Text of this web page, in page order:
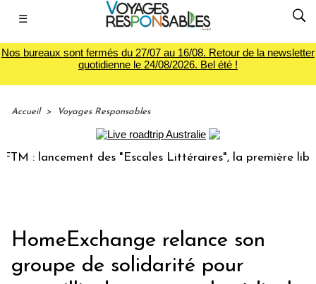
☰
Nos bureaux sont fermés du 27/07 au 16/08. Retour de la newsletter
quotidienne le 24/08/2026. Bel été !
Accueil > Voyages Responsables
lancement des "Escales Littéraires", la première librairie
HomeExchange relance son
groupe de solidarité pour